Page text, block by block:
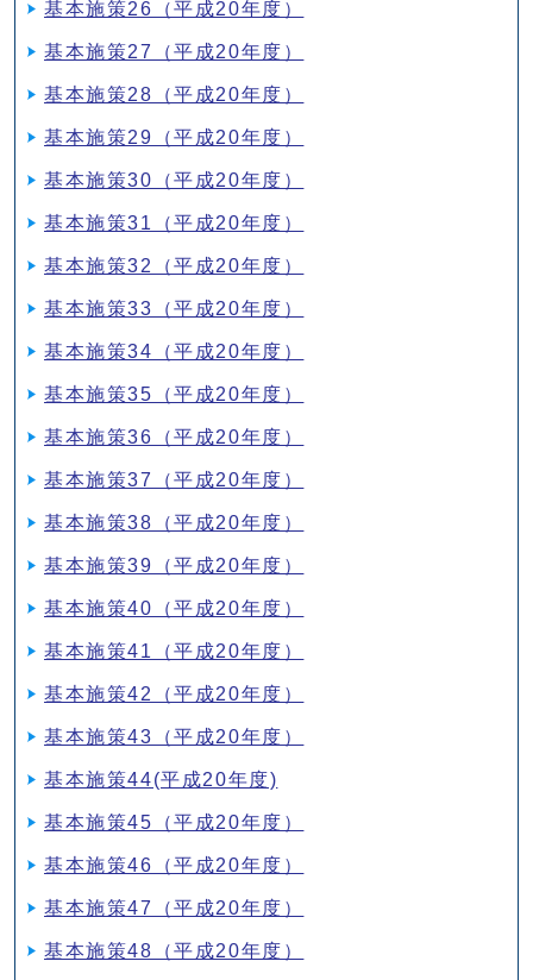
基本施策26（平成20年度）
基本施策27（平成20年度）
基本施策28（平成20年度）
基本施策29（平成20年度）
基本施策30（平成20年度）
基本施策31（平成20年度）
基本施策32（平成20年度）
基本施策33（平成20年度）
基本施策34（平成20年度）
基本施策35（平成20年度）
基本施策36（平成20年度）
基本施策37（平成20年度）
基本施策38（平成20年度）
基本施策39（平成20年度）
基本施策40（平成20年度）
基本施策41（平成20年度）
基本施策42（平成20年度）
基本施策43（平成20年度）
基本施策44(平成20年度)
基本施策45（平成20年度）
基本施策46（平成20年度）
基本施策47（平成20年度）
基本施策48（平成20年度）